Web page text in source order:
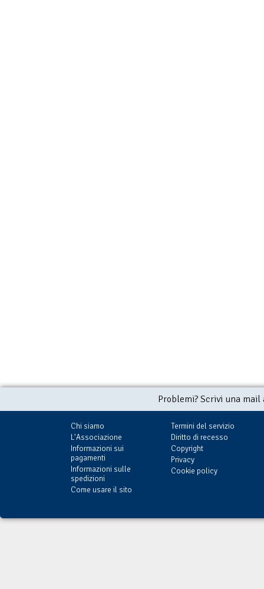
Problemi? Scrivi una
Chi siamo
L'Associazione
Informazioni sui
pagamenti
Informazioni sulle
spedizioni
Come usare il sito
Termini del servizio
Diritto di recesso
Copyright
Privacy
Cookie policy